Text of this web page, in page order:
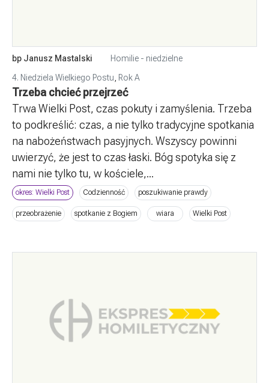
bp Janusz Mastalski
Homilie - niedzielne
4. Niedziela Wielkiego Postu, Rok A
Trzeba chcieć przejrzeć
Trwa Wielki Post, czas pokuty i zamyślenia. Trzeba
to podkreślić: czas, a nie tylko tradycyjne spotkania
na nabożeństwach pasyjnych. Wszyscy powinni
uwierzyć, że jest to czas łaski. Bóg spotyka się z
nami nie tylko tu, w kościele,...
okres: Wielki Post Codzienność poszukiwanie prawdy
przeobrażenie spotkanie z Bogiem wiara Wielki Post